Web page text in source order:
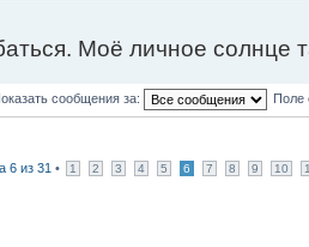
Моё личное солнце
сообщения за: Поле
6 из 31 • 1 2 3 4 5 6 7 8 9 10